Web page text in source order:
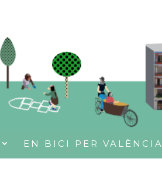
EN BICI PER VALÈNCIA